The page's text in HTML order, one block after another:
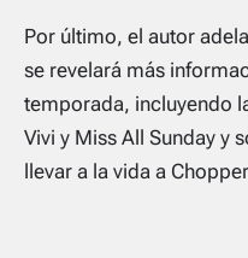
Por último, el autor
se revelará más
temporada, incluyendo
Vivi y Miss All Sunday y
llevar a la vida a